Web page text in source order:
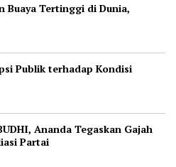
Buaya Tertinggi di Dunia,
Publik terhadap Kondisi
Ananda Tegaskan Gajah
Partai